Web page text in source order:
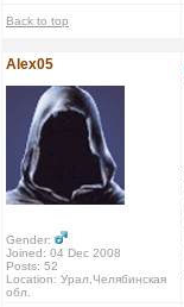
Back to top
Alex05
Gender:
Joined: 04 Dec 2008
Posts: 52
Location: Урал,Челябинская
обл.